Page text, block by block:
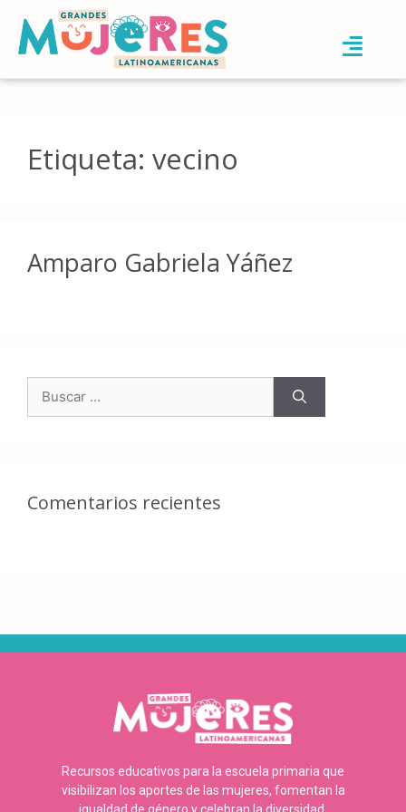
Etiqueta: vecino
Amparo Gabriela Yáñez
Comentarios recientes
Recursos educativos para la escuela primaria que
visibilizan los aportes de las mujeres, fomentan la
igualdad de género y celebran la diversidad.